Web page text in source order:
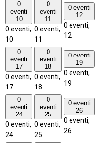
0
eventi
10
0 eventi,
10
0
eventi
11
0 eventi,
11
0 eventi
12
0 eventi,
12
0
eventi
17
0 eventi,
17
0
eventi
18
0 eventi,
18
0 eventi
19
0 eventi,
19
0
eventi
24
0 eventi,
24
0
eventi
25
0 eventi,
25
0 eventi
26
0 eventi,
26